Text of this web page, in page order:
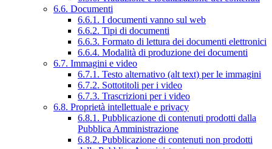
6.6. Documenti
6.6.1. I documenti vanno sul web
6.6.2. Tipi di documenti
6.6.3. Formato di lettura dei documenti elettronici
6.6.4. Modalità di produzione dei documenti
6.7. Immagini e video
6.7.1. Testo alternativo (alt text) per le immagini
6.7.2. Sottotitoli per i video
6.7.3. Trascrizioni per i video
6.8. Proprietà intellettuale e privacy
6.8.1. Pubblicazione di contenuti prodotti dalla
Pubblica Amministrazione
6.8.2. Pubblicazione di contenuti non prodotti